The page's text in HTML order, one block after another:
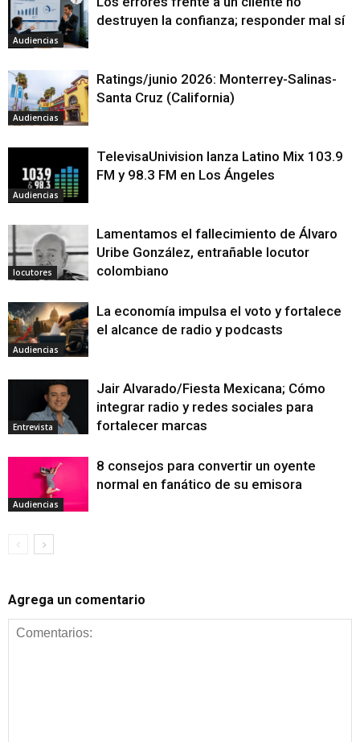
Audiencias
destruyen la confianza; responder mal sí
Audiencias
Ratings/junio 2026: Monterrey-Salinas-
Santa Cruz (California)
Audiencias
TelevisaUnivision lanza Latino Mix 103.9
FM y 98.3 FM en Los Ángeles
locutores
Lamentamos el fallecimiento de Álvaro
Uribe González, entrañable locutor
colombiano
Audiencias
La economía impulsa el voto y fortalece
el alcance de radio y podcasts
Entrevista
Jair Alvarado/Fiesta Mexicana; Cómo
integrar radio y redes sociales para
fortalecer marcas
Audiencias
8 consejos para convertir un oyente
normal en fanático de su emisora
Agrega un comentario